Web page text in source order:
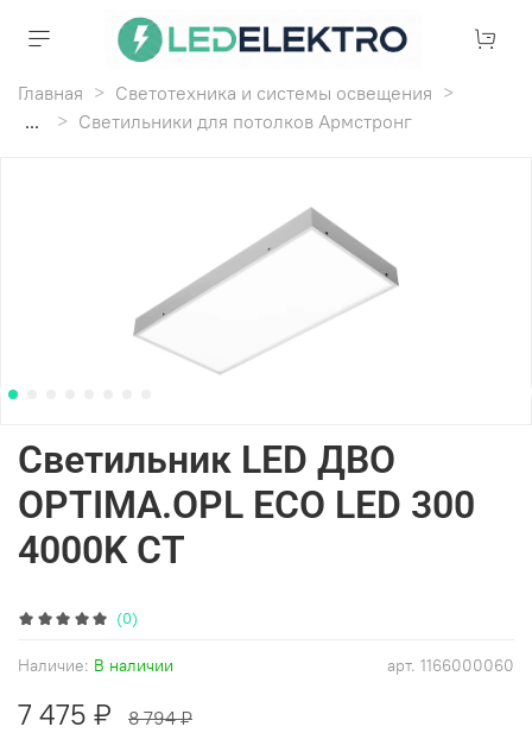
Главная
Светотехника и системы освещения
...
Светильники для потолков Армстронг
(0)
арт. 1166000060
Наличие: В наличии
Светильник LED ДВО
OPTIMA.OPL ECO LED 300
4000K СТ
7 475 ₽
8 794 ₽